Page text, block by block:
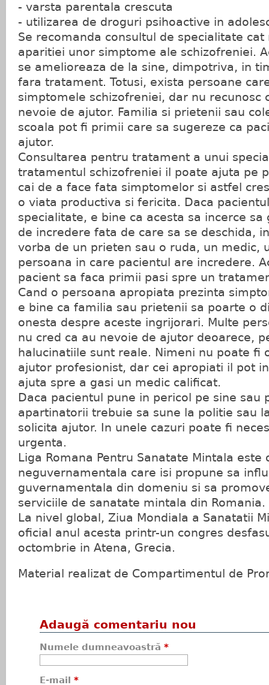
- varsta parentala crescuta
- utilizarea de droguri psihoactive in
Se recomanda consultul de specialitate
aparitiei unor simptome ale schizofreniei.
se amelioreaza de la sine, dimpotriva, in
fara tratament. Totusi, exista persoane
simptomele schizofreniei, dar nu recunosc
nevoie de ajutor. Familia si prietenii sau
scoala pot fi primii care sa sugereze ca
ajutor.
Consultarea pentru tratament a unui
tratamentul schizofreniei il poate ajuta pe
cai de a face fata simptomelor si astfel
o viata productiva si fericita. Daca
specialitate, e bine ca acesta sa incerce sa
de incredere fata de care sa se deschida,
vorba de un prieten sau o ruda, un medic,
persoana in care pacientul are incredere.
pacient sa faca primii pasi spre un
Cand o persoana apropiata prezinta
e bine ca familia sau prietenii sa poarte o
onesta despre aceste ingrijorari. Multe
nu cred ca au nevoie de ajutor deoarece,
halucinatiile sunt reale. Nimeni nu poate fi
ajutor profesionist, dar cei apropiati il pot
ajuta spre a gasi un medic calificat.
Daca pacientul pune in pericol pe sine sau
apartinatorii trebuie sa sune la politie sau
solicita ajutor. In unele cazuri poate fi
urgenta.
Liga Romana Pentru Sanatate Mintala este
neguvernamentala care isi propune sa
guvernamentala din domeniu si sa
serviciile de sanatate mintala din Romania.
La nivel global, Ziua Mondiala a Sanatatii
oficial anul acesta printr-un congres
octombrie in Atena, Grecia.
Material realizat de Compartimentul de
Adaugă comentariu nou
Numele dumneavoastră *
E-mail *